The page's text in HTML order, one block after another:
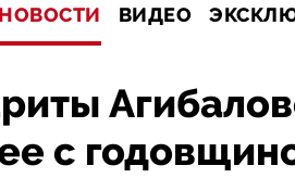
НОВОСТИ ВИДЕО
с